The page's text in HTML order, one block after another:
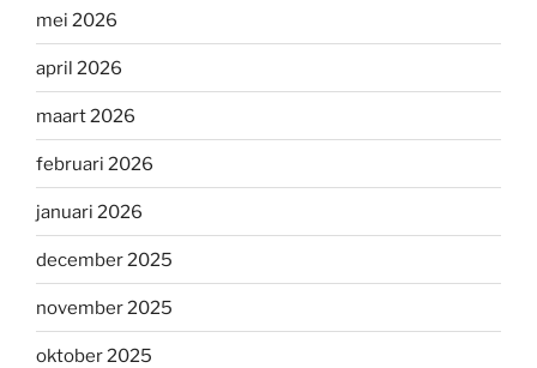
mei 2026
april 2026
maart 2026
februari 2026
januari 2026
december 2025
november 2025
oktober 2025